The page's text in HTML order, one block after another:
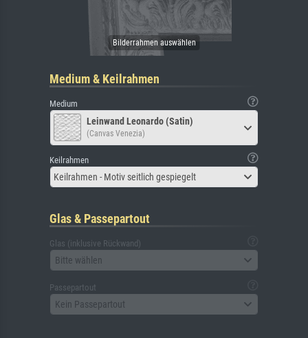
Medium & Keilrahmen
Medium
Leinwand Leonardo (Satin)
(Canvas Venezia)
Keilrahmen
Keilrahmen - Motiv seitlich gespiegelt
Glas & Passepartout
Glas (inklusive Rückwand)
Bitte wählen
Passepartout
Kein Passepartout